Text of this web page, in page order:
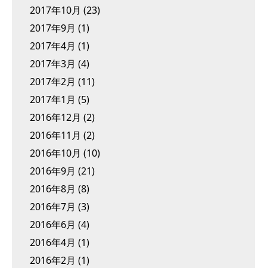
2017年10月 (23)
2017年9月 (1)
2017年4月 (1)
2017年3月 (4)
2017年2月 (11)
2017年1月 (5)
2016年12月 (2)
2016年11月 (2)
2016年10月 (10)
2016年9月 (21)
2016年8月 (8)
2016年7月 (3)
2016年6月 (4)
2016年4月 (1)
2016年2月 (1)